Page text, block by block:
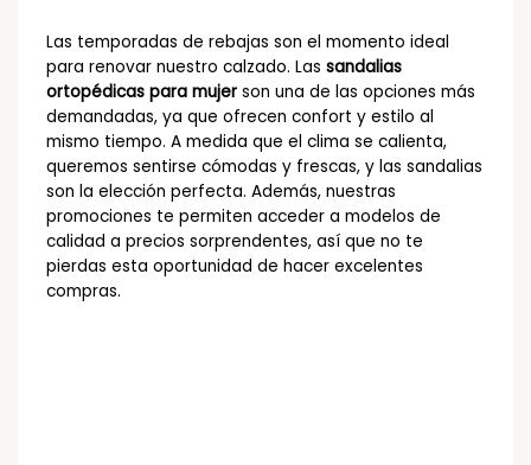
Las temporadas de rebajas son el momento ideal
para renovar nuestro calzado. Lassandalias
ortopédicas para mujer son una de las opciones más
demandadas, ya que ofrecen confort y estilo al
mismo tiempo. A medida que el clima se calienta,
queremos sentirse cómodas y frescas, y las sandalias
son la elección perfecta. Además, nuestras
promociones te permiten acceder a modelos de
calidad a precios sorprendentes, así que no te
pierdas esta oportunidad de hacer excelentes
compras.